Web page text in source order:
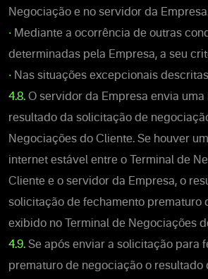
Negociação e no servidor da
• Mediante a ocorrência de outras
determinadas pela Empresa, a seu
• Nas situações excepcionais
4.8. O servidor da Empresa envia
resultado da solicitação de
Negociações do Cliente. Se houver
internet estável entre o Terminal de
Cliente e o servidor da Empresa, o
solicitação de fechamento prematuro
exibido no Terminal de Negociações
4.9. Se após enviar a solicitação para
prematuro de negociação o resultado